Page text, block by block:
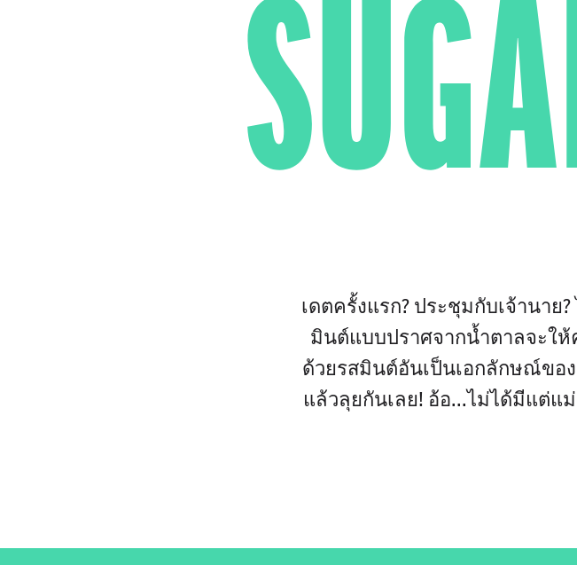
เดตครั้งแรก? ประชุมกับเจ้านา
มินต์แบบปราศจากน้ำตาลจะใ
ด้วยรสมินต์อันเป็นเอกลักษณ์ขอ
แล้วลุยกันเลย! อ้อ...ไม่ได้มีแต่แ